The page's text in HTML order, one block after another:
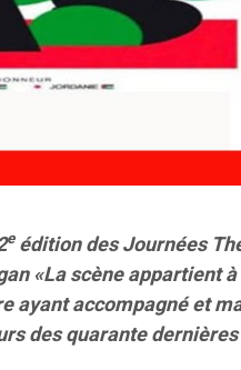
eédition des Journées
«La scène appartient
ayant accompagné et
des quarante